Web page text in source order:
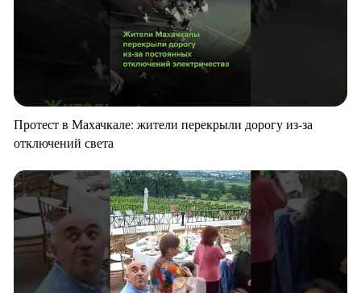
Протест в Махачкале: жители перекрыли дорогу из-за
отключений света